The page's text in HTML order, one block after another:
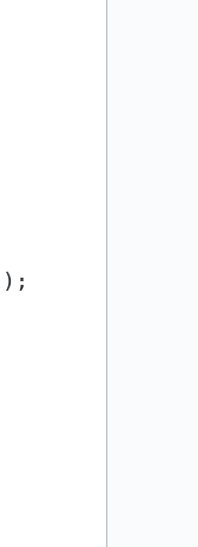
);